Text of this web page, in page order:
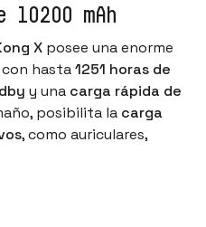
mAh
X posee una enorme
con hasta1251 horas de
y una carga rápida de
posibilita la carga
, como auriculares,